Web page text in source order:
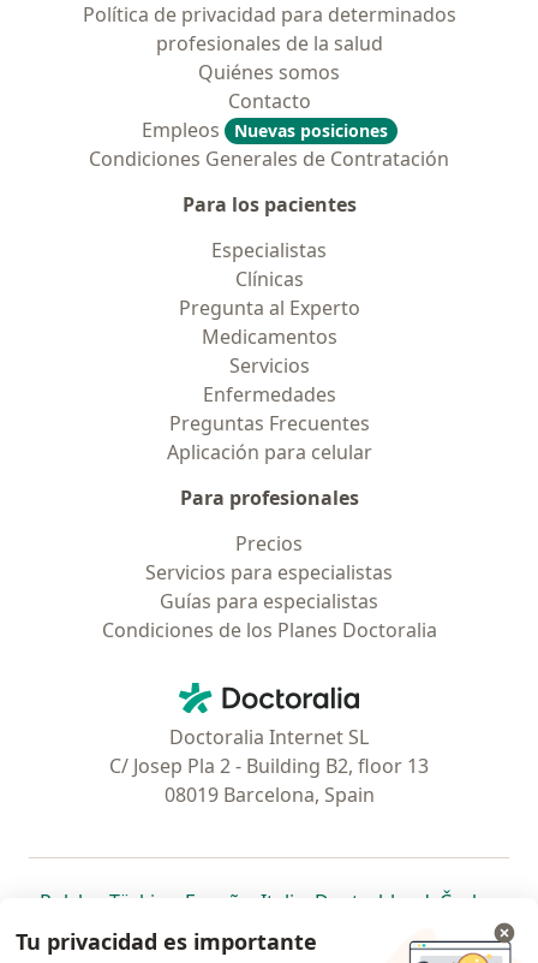
Política de privacidad para determinados
profesionales de la salud
Quiénes somos
Contacto
Empleos
Nuevas posiciones
Condiciones Generales de Contratación
Para los pacientes
Especialistas
Clínicas
Pregunta al Experto
Medicamentos
Servicios
Enfermedades
Preguntas Frecuentes
Aplicación para celular
Para profesionales
Precios
Servicios para especialistas
Guías para especialistas
Condiciones de los Planes Doctoralia
Doctoralia - Página de inicio
Doctoralia Internet SL
C/ Josep Pla 2 - Building B2, floor 13
08019 Barcelona, Spain
Polska se abre en una nueva pestaña
Türkiye se abre en una nueva pestaña
España se abre en una nueva pestaña
Italia se abre en una nueva
Deutschlandse abre en
Česko
Portugal
se abre en una nueva pestaña
México se abre en una nueva pestaña
Chile se abre en una nueva pestaña
Brasil se abre en una nueva
se abre en
se
Tu privacidad es importante